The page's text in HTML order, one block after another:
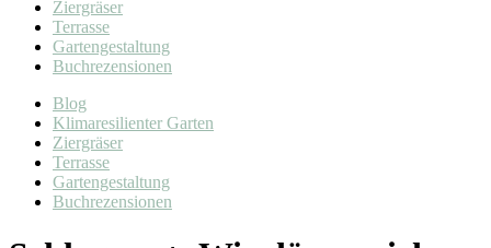
Ziergräser
Terrasse
Gartengestaltung
Buchrezensionen
Blog
Klimaresilienter Garten
Ziergräser
Terrasse
Gartengestaltung
Buchrezensionen